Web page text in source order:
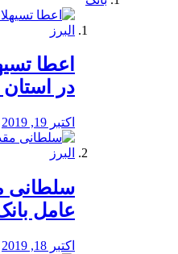
️اعطا
در استان
اکتبر 19, 2019
سلطانی
عامل
اکتبر 18, 2019